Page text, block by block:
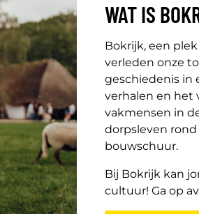
WAT IS
Bokrijk, een
verleden onze
geschiedenis in
verhalen en het
vakmensen in
dorpsleven rond
bouwschuur.
Bij Bokrijk kan
cultuur! Ga op